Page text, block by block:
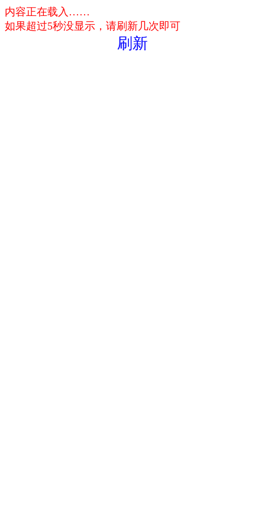
内容正在载入……
如果超过5秒没显示，请刷新几次即可
刷新